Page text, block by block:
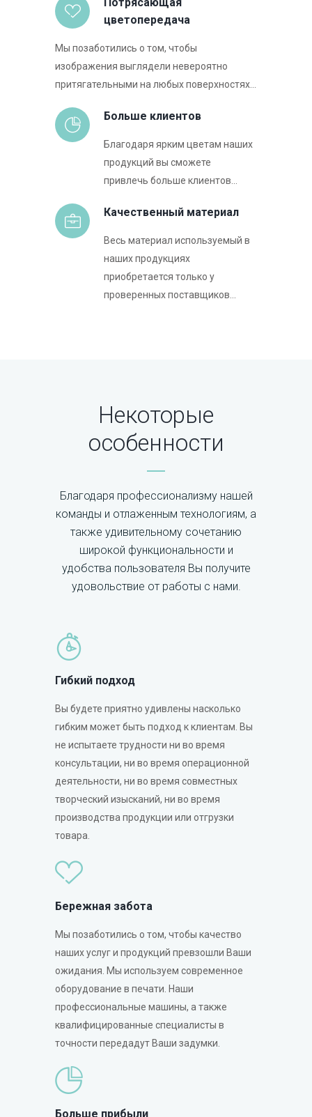
цветопередача
Мы позаботились о том, чтобы
изображения выглядели невероятно
притягательными на любых поверхностях...
Больше клиентов
Благодаря ярким цветам наших
продукций вы сможете
привлечь больше клиентов...
Качественный материал
Весь материал используемый в
наших продукциях
приобретается только у
проверенных поставщиков...
Некоторые
особенности
Благодаря профессионализму нашей
команды и отлаженным технологиям, а
также удивительному сочетанию
широкой функциональности и
удобства пользователя Вы получите
удовольствие от работы с нами.
Гибкий подход
Вы будете приятно удивлены насколько
гибким может быть подход к клиентам. Вы
не испытаете трудности ни во время
консультации, ни во время операционной
деятельности, ни во время совместных
творческий изысканий, ни во время
производства продукции или отгрузки
товара.
Бережная забота
Мы позаботились о том, чтобы качество
наших услуг и продукций превзошли Ваши
ожидания. Мы используем современное
оборудование в печати. Наши
профессиональные машины, а также
квалифицированные специалисты в
точности передадут Ваши задумки.
Больше прибыли